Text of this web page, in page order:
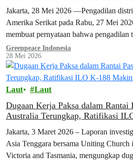
Jakarta, 28 Mei 2026 —Pengadilan
Amerika Serikat pada Rabu, 27 Mei
membuat pernyataan bahwa
Bumble Bee Foods untuk mengubah…
Greenpeace Indonesia
28 Mei 2026
Laut Laut
Dugaan Kerja Paksa dalam Rantai
Australia Terungkap, Ratifikasi
Jakarta, 3 Maret 2026 – Laporan
Asia Tenggara bersama Uniting
Victoria and Tasmania, mengungkap